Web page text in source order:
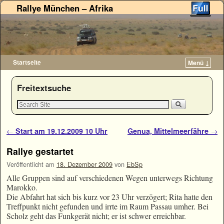
Rallye München – Afrika
Startseite Menü ↓
Zum Inhalt wechseln
Zum sekundären Inhalt wechseln
Freitextsuche
Artikelnavigation
← Start am 19.12.2009 10 Uhr Genua, Mittelmeerfähre →
Rallye gestartet
Veröffentlicht am 18. Dezember 2009 von EbSp
Alle Gruppen sind auf verschiedenen Wegen unterwegs Richtung
Marokko.
Die Abfahrt hat sich bis kurz vor 23 Uhr verzögert; Rita hatte den
Treffpunkt nicht gefunden und irrte im Raum Passau umher. Bei
Scholz geht das Funkgerät nicht; er ist schwer erreichbar.